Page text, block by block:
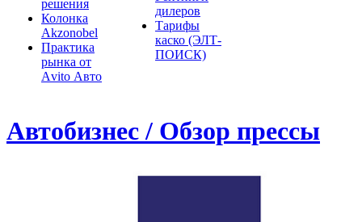
решения
Колонка
Akzonobel
Практика
рынка от
Аvito Авто
дилеров
Тарифы
каско (ЭЛТ-
ПОИСК)
Автобизнес / Обзор прессы